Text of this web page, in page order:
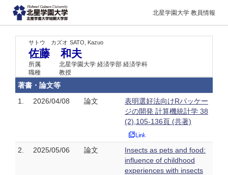
北星学園大学 教員情報
サトウ カズオ SATO, Kazuo
佐藤 和夫
所属
北星学園大学 経済学部 経済学科
職種
教授
著書・論文等
1.
2026/04/08 論文
表明選好法向けRパッケー
ジの開発 計算機統計学 38
(2),105-136頁 (共著)
2. 2025/05/06 論文
Insects as pets and food:
influence of childhood
experiences with insects